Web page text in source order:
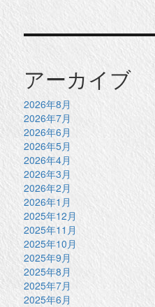
アーカイブ
2026年8月
2026年7月
2026年6月
2026年5月
2026年4月
2026年3月
2026年2月
2026年1月
2025年12月
2025年11月
2025年10月
2025年9月
2025年8月
2025年7月
2025年6月